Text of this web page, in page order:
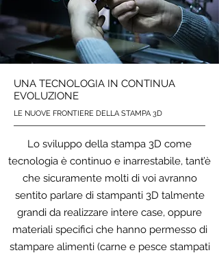
UNA TECNOLOGIA IN CONTINUA
EVOLUZIONE
LE NUOVE FRONTIERE DELLA STAMPA 3D
Lo sviluppo della stampa 3D come
tecnologia è continuo e inarrestabile, tant’è
che sicuramente molti di voi avranno
sentito parlare di stampanti 3D talmente
grandi da realizzare intere case, oppure
materiali specifici che hanno permesso di
stampare alimenti (carne e pesce stampati